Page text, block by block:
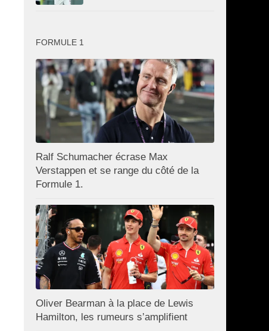
FORMULE 1
Ralf Schumacher écrase Max
Verstappen et se range du côté de la
Formule 1.
Oliver Bearman à la place de Lewis
Hamilton, les rumeurs s’amplifient